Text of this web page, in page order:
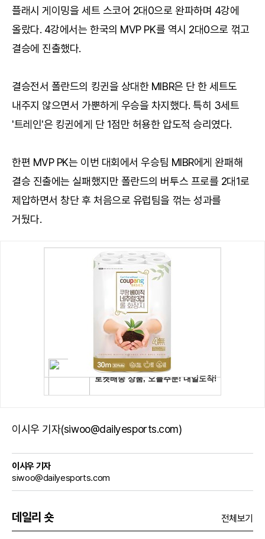
플래시 게이밍을 세트 스코어 2대0으로 완파하며 4강에
올랐다. 4강에서는 한국의 MVP PK를 역시 2대0으로 꺾고
결승에 진출했다.
결승전서 폴란드의 킹귄을 상대한 MIBR은 단 한 세트도
내주지 않으면서 가뿐하게 우승을 차지했다. 특히 3세트
'트레인'은 킹귄에게 단 1점만 허용한 압도적 승리였다.
한편 MVP PK는 이번 대회에서 우승팀 MIBR에게 완패해
결승 진출에는 실패했지만 폴란드의 버투스 프로를 2대1로
제압하면서 창단 후 처음으로 유럽팀을 꺾는 성과를
거뒀다.
이시우 기자(siwoo@dailyesports.com)
이시우 기자
siwoo@dailyesports.com
데일리 숏 전체보기